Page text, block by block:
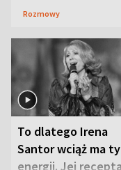
Rozmowy
To dlatego Irena
Santor wciąż ma
energii. Jej recepta